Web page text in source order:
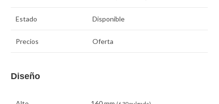
Estado Disponible
Precios Oferta
Diseño